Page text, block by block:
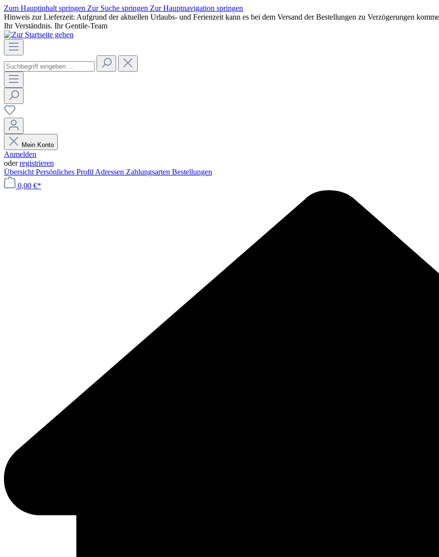
Zum Hauptinhalt springen Zur Suche springen Zur Hauptnavigation springen
Hinweis zur Lieferzeit: Aufgrund der aktuellen Urlaubs- und Ferienzeit kann es bei dem Versand der Bestellungen zu Verzögerungen
Ihr Verständnis. Ihr Gentile-Team
Mein Konto
Anmelden
oderregistrieren
Übersicht Persönliches Profil Adressen Zahlungsarten Bestellungen
0,00 €*